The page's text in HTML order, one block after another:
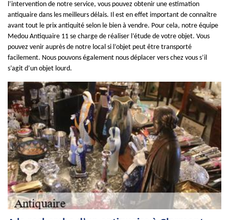
l’intervention de notre service, vous pouvez obtenir une estimation
antiquaire dans les meilleurs délais. Il est en effet important de connaître
avant tout le prix antiquité selon le bien à vendre. Pour cela, notre équipe
Medou Antiquaire 11 se charge de réaliser l’étude de votre objet. Vous
pouvez venir auprès de notre local si l’objet peut être transporté
facilement. Nous pouvons également nous déplacer vers chez vous s’il
s’agit d’un objet lourd.